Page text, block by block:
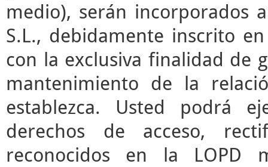
medio), serán incorporados
S.L., debidamente inscrito
con la exclusiva finalidad de
mantenimiento de la
establezca. Usted podrá
derechos de acceso,
reconocidos en la LOPD